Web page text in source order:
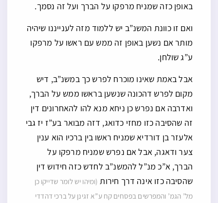
באופן כזה שמניח מרפקו על הברך ועל זה נסמך.
ואם זו כוונת המשנ”ב יש ללמוד מזה לענייננו שיהיה
מותר אם נשען באופן זה ממש עם ראשו על מרפקו
ע”ג שולחן.
אבל באמת שאינו מוכרח לפרש כך במשנ”ב, דיש
מקום לפרש דהכונה שנשען בראשו ממש על הברך,
ואדרבה אם נפרש כן ניחא מנא להו להאחרונים דין
זה שהסיבה כזו מחזי כדואג, דזה מבואר בע”ז יז גבי
אלעזר בן דורדיא שמניח ראשו בין ברכיו הוא ענין
צער ודאגה, אבל אם נפרש שמניח מרפקו על
הברך, א”כ מנ”ל להמשנ”ב לחדש כזה חידוש דין
שהסיבה כזו אינה דרך חירות (ומיהו יש לומר שדייקו כן
מל’ הגמ’ והמפרשים בפסחים קח ע”א זגינן על ברכי דהדדי